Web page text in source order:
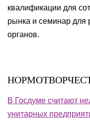
квалификации для
рынка и семинар для
органов.
В Госдуме считают
унитарных